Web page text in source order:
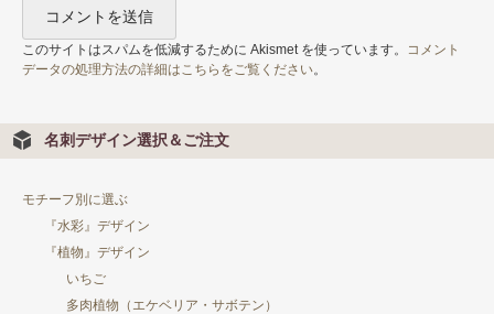
このサイトはスパムを低減するために Akismet を使っています。
コメント
データの処理方法の詳細はこちらをご覧ください。
名刺デザイン選択＆ご注文
モチーフ別に選ぶ
『水彩』デザイン
『植物』デザイン
いちご
多肉植物（エケベリア・サボテン）